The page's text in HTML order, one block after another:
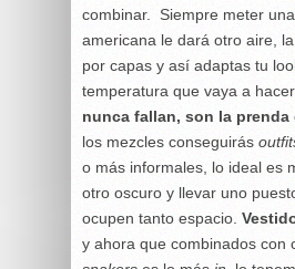
combinar.
Siempre meter
americana le dará otro aire,
por capas y así adaptas tu
temperatura que vaya a
nunca fallan, son la prenda
los mezcles conseguirás
o más informales, lo ideal es
otro oscuro y llevar uno
ocupen tanto espacio.
y ahora que combinados con